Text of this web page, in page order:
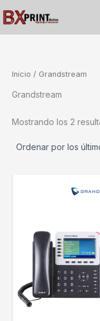
al
contenido
Inicio / Grandstream
Grandstream
Mostrando los 2